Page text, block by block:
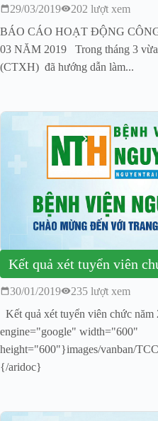
29/03/2019
202 lượt xem
BÁO CÁO HOẠT ĐỘNG
03 NĂM 2019 Trong tháng 3 vừa
(CTXH) đã hướng dẫn làm...
Kết quả xét tuyển viên
30/01/2019
235 lượt xem
Kết quả xét tuyển viên chức
engine="google" width="600"
height="600"}images/vanban/
{/aridoc}